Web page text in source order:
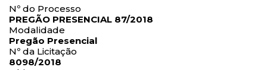
Nº do Processo
PREGÃO PRESENCIAL 87/2018
Modalidade
Pregão Presencial
Nº da Licitação
8098/2018